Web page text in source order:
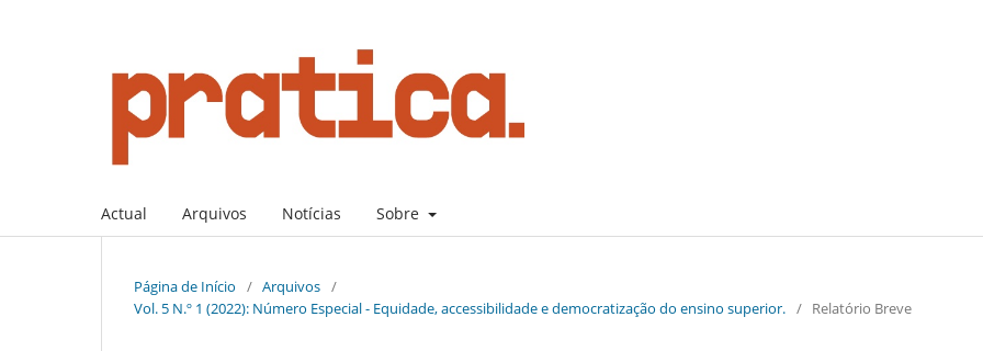
Actual Arquivos Notícias Sobre
Página de Início / Arquivos /
Vol. 5 N.º 1 (2022): Número Especial - Equidade, accessibilidade e democratização do ensino superior. / Relatório Breve